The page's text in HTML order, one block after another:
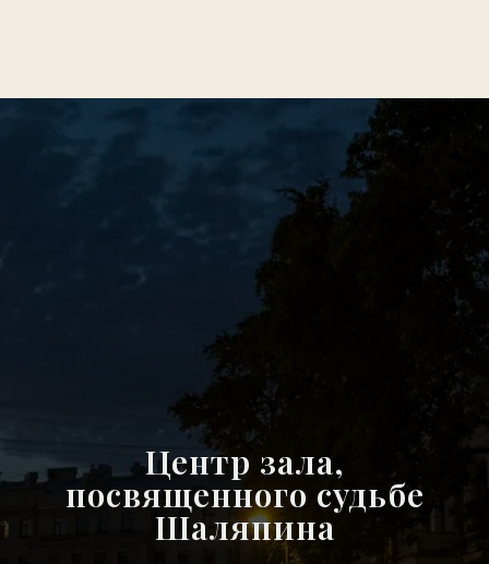
Центр зала,
посвященного судьбе
Шаляпина